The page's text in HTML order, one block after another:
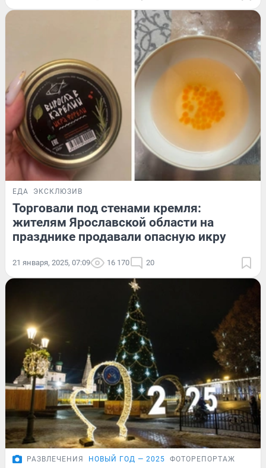
ЕДА ЭКСКЛЮЗИВ
Торговали под стенами кремля:
жителям Ярославской области на
празднике продавали опасную икру
21 января, 2025, 07:09 16 170 20
РАЗВЛЕЧЕНИЯ НОВЫЙ ГОД — 2025 ФОТОРЕПОРТАЖ